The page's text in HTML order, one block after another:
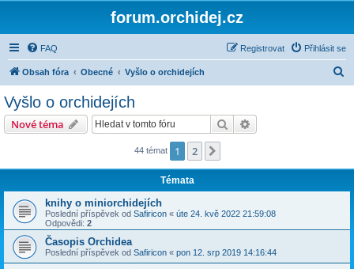
forum.orchidej.cz
FAQ Přihlásit se
Registrovat
Obsah fóra Obecné Vyšlo o orchidejích
Vyšlo o orchidejích
Nové téma Hledat
44 témat 1 2
Témata
knihy o miniorchidejích
Poslední příspěvek od Safiricon « úte 24. kvě 2022 21:59:08
Odpovědi: 2
Časopis Orchidea
Poslední příspěvek od Safiricon « pon 12. srp 2019 14:16:44